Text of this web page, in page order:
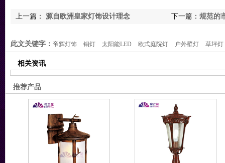
下一篇： 规范的
上一篇： 源自欧洲皇家灯饰设计理念
此文关键字： 帝辉灯饰 铜灯 太阳能LED 欧式庭院灯 户外壁灯 草坪灯
相关资讯
推荐产品